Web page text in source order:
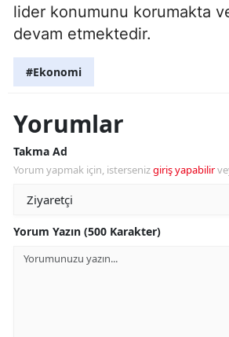
lider konumunu korumakta
devam etmektedir.
#Ekonomi
Yorumlar
Takma Ad
Yorum yapmak için, istersenizgiriş yapabilir
Yorum Yazın (500 Karakter)